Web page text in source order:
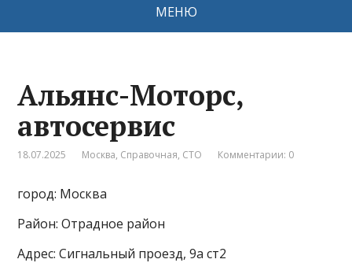
МЕНЮ
Альянс-Моторс,
автосервис
18.07.2025 Москва, Справочная, СТО Комментарии: 0
город: Москва
Район: Отрадное район
Адрес: Сигнальный проезд, 9а ст2